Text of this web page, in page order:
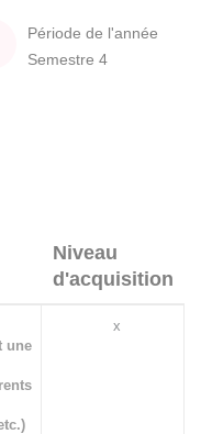
Période de l'année
Semestre 4
Niveau
d'acquisition
une
x